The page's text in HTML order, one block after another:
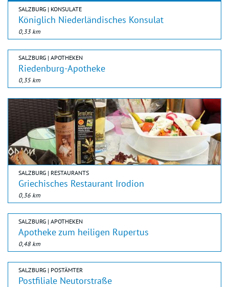
SALZBURG | KONSULATE
Königlich Niederländisches Konsulat
0,33 km
SALZBURG | APOTHEKEN
Riedenburg-Apotheke
0,35 km
SALZBURG | RESTAURANTS
Griechisches Restaurant Irodion
0,36 km
SALZBURG | APOTHEKEN
Apotheke zum heiligen Rupertus
0,48 km
SALZBURG | POSTÄMTER
Postfiliale Neutorstraße